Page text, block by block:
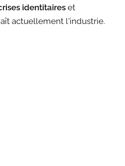
identitaires et
actuellement l'industrie.